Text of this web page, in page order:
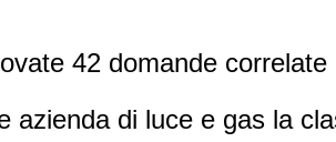
42 domande correlate
azienda di luce e gas la